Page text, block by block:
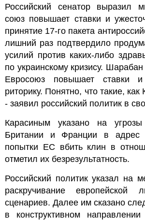
Российский сенатор выразил
союз повышает ставки и
принятие 17-го пакета
лишний раз подтвердило
усилий против каких-либо
по украинскому кризису.
Евросоюз повышает ставки и
риторику. Понятно, что такие,
- заявил российский политик в
Карасиным указано на
Британии и Франции в адрес
попытки ЕС вбить клин в
отметил их безрезультатность.
Российский политик указал на
раскручивание
сценариев. Далее им сказано
в конструктивном